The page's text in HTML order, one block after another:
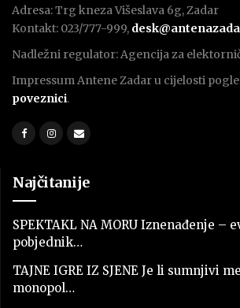
Adresa: Trg kneza Višeslava 6g, Zadar
Kontakt: 023/777-999,
Nadležni regulator: Agencija za
Impressum Antene Zadar u cijelosti
poveznici.
Najčitanije
SPEKTAKL NA MORU Iznenađenje –
pobjednik…
TAJNE IGRE IZ SJENE Je li sumnjivi
monopol…